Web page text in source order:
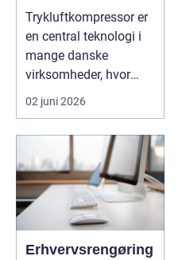
Trykluftkompressor er
en central teknologi i
mange danske
virksomheder, hvor
stabil forsyning af try...
02 juni 2026
Erhvervsrengøring